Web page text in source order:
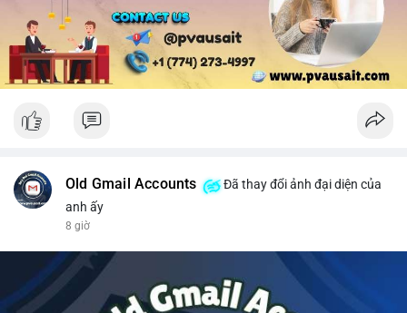
Old Gmail Accounts
Đã thay đổi ảnh đại diện của
anh ấy
8 giờ